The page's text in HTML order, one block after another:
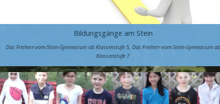
Bildungsgänge am Stein
Das Freiherr-vom-Stein-Gymnasium ab Klassenstufe 5, Das Freiherr-vom-Stein-Gymnasium ab
Klassenstufe 7